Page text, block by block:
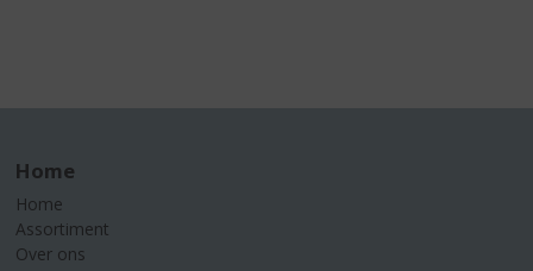
Home
Home
Assortiment
Over ons